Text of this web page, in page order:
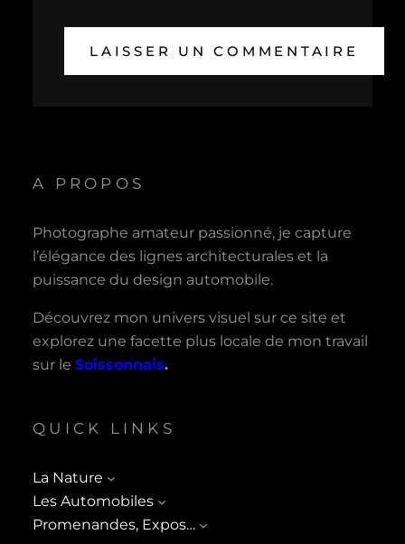
A PROPOS
Photographe amateur passionné, je capture
l’élégance des lignes architecturales et la
puissance du design automobile.
Découvrez mon univers visuel sur ce site et
explorez une facette plus locale de mon travail
sur le Soissonnais.
QUICK LINKS
La Nature
Les Automobiles
Promenandes, Expos…